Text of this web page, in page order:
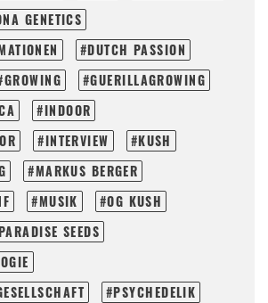
GENETICS
DUTCH PASSION
GROWING
GUERILLAGROWING
INDOOR
INTERVIEW
KUSH
MARKUS BERGER
MUSIK
OG KUSH
SEEDS
PSYCHEDELIK